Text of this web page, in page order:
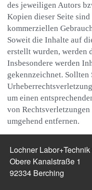
des jeweiligen Autors
Kopien dieser Seite
kommerziellen
Soweit die Inhalte auf
erstellt wurden, werden
Insbesondere werden
gekennzeichnet. Sollten
um einen
von
umgehend entfernen.
Lochner
Obere Kanalstraße 1
92334 Berching